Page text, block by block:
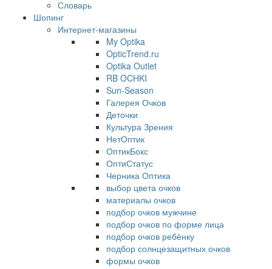
Словарь
Шопинг
Интернет-магазины
My Optika
OpticTrend.ru
Optika Outlet
RB OCHKI
Sun-Season
Галерея Очков
Деточки
Культура Зрения
НетОптик
ОптикБокс
ОптиСтатус
Черника Оптика
выбор цвета очков
материалы очков
подбор очков мужчине
подбор очков по форме лица
подбор очков ребёнку
подбор солнцезащитных очков
формы очков